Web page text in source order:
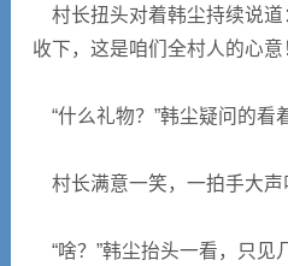
村长扭头对着韩尘持续说道
收下，这是咱们全村人的心意
“什么礼物？”韩尘疑问的看
村长满意一笑，一拍手大声
“啥？”韩尘抬头一看，只见